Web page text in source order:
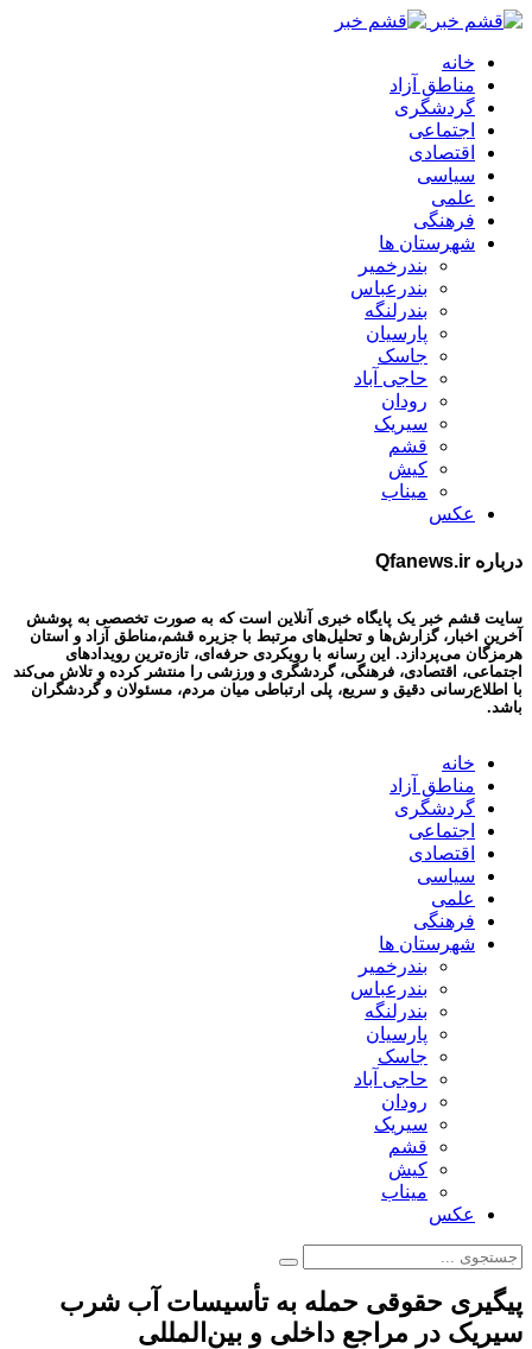
خانه
مناطق آزاد
گردشگری
اجتماعی
اقتصادی
سیاسی
علمی
فرهنگی
شهرستان ها
بندرخمیر
بندرعباس
بندرلنگه
پارسیان
جاسک
حاجی آباد
رودان
سیریک
قشم
کیش
میناب
عکس
درباره Qfanews.ir
سایت قشم خبر یک پایگاه خبری آنلاین است که به صورت تخصصی به پوشش
آخرین اخبار، گزارش‌ها و تحلیل‌های مرتبط با جزیره قشم،مناطق آزاد و استان
هرمزگان می‌پردازد. این رسانه با رویکردی حرفه‌ای، تازه‌ترین رویدادهای
اجتماعی، اقتصادی، فرهنگی، گردشگری و ورزشی را منتشر کرده و تلاش می‌کند
با اطلاع‌رسانی دقیق و سریع، پلی ارتباطی میان مردم، مسئولان و گردشگران
باشد.
خانه
مناطق آزاد
گردشگری
اجتماعی
اقتصادی
سیاسی
علمی
فرهنگی
شهرستان ها
بندرخمیر
بندرعباس
بندرلنگه
پارسیان
جاسک
حاجی آباد
رودان
سیریک
قشم
کیش
میناب
عکس
پیگیری حقوقی حمله به تأسیسات آب شرب
سیریک در مراجع داخلی و بین‌المللی